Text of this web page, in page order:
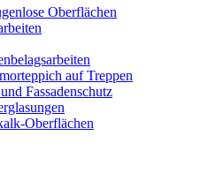
Oberflächen
auf Treppen
Fassadenschutz
Oberflächen